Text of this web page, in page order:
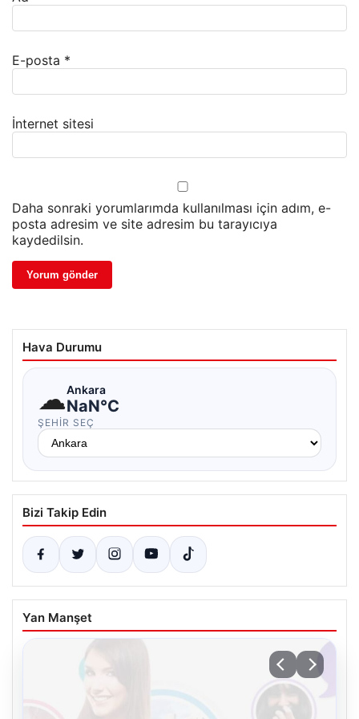
E-posta *
İnternet sitesi
Daha sonraki yorumlarımda kullanılması için adım, e-
posta adresim ve site adresim bu tarayıcıya
kaydedilsin.
Hava Durumu
☁Ankara
NaN°C
ŞEHIR SEÇ
Bizi Takip Edin
Yan Manşet